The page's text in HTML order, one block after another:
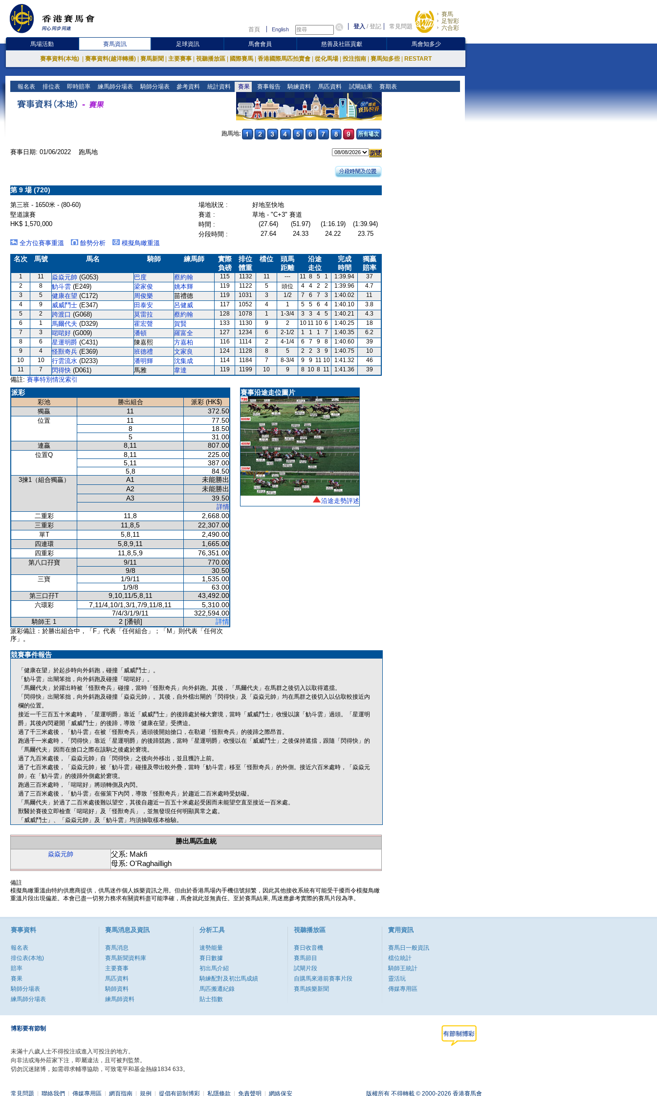
首頁 English 登入 /登記 常見問題
賽馬
足智彩
六合彩
馬場活動 賽馬資訊 足球資訊 馬會會員 慈善及社區貢獻 馬會知多少
賽事資料(本地) 賽事資料(越洋轉播) 賽馬新聞 主要賽事 視聽播放區 國際賽馬 香港國際馬匹拍賣會 從化馬場 投注指南 賽馬知多些 RESTART
報名表 排位表 即時賠率 練馬師分場表 騎師分場表 參考資料 統計資料 賽果 賽事報告 騎練資料 馬匹資料 試閘結果 賽期表
跑馬地:
賽事日期: 01/06/2022 跑馬地
第 9 場 (720)
第三班 - 1650米 - (80-60) 場地狀況 :
好地至快地
堅道讓賽
賽道 :
草地 - "C+3" 賽道
HK$ 1,570,000
時間 : (27.64) (51.97) (1:16.19)
(1:39.94)
分段時間 :
27.64 24.33 24.22
23.75
全方位賽事重溫
餘勢分析 模擬鳥瞰重溫
名次 馬號 馬名 騎師 練馬師
實際
負磅
排位
體重
檔位
頭馬
距離
沿途
走位
完成
時間
獨贏
賠率
1 11 焱焱元帥 (G053) 巴度 蔡約翰 115 1132 11 --- 11 8 5 1 1:39.94
37
2
8 觔斗雲 (E249) 梁家俊 姚本輝 119 1122 5 頭位 4 4 2 2 1:39.96
4.7
3
5 健康在望 (C172) 周俊樂 苗禮德 119 1031 3 1/2 7 6 7 3 1:40.02
11
4
9 威威鬥士 (E347) 田泰安 呂健威 117 1052 4 1 5 5 6 4 1:40.10
3.8
5
2 跨渡口 (G068) 莫雷拉 蔡約翰 128 1078 1 1-3/4 3 3 4 5 1:40.21
4.3
6
1 馬爾代夫 (D329) 霍宏聲 賀賢 133 1130 9 2 10 11 10 6 1:40.25
18
7
3 啱啱好 (G009) 潘頓 羅富全 127 1234 6 2-1/2 1 1 1 7 1:40.35
6.2
8
6 星運明爵 (C431) 陳嘉熙 方嘉柏 116 1114 2 4-1/4 6 7 9 8 1:40.60
39
9
4 怪獸奇兵 (E369) 班德禮 文家良 124 1128 8 5 2 2 3 9 1:40.75
10
10
10 行雲流水 (D233) 潘明輝 沈集成 114 1184 7 8-3/4 9 9 11 10 1:41.32
46
11
7 閃得快 (D061) 馬雅 韋達 119 1199 10 9 8 10 8 11 1:41.36 39
備註: 賽事特別情況索引
派彩
彩池 勝出組合
派彩 (HK$)
獨贏
11 372.50
位置 11
77.50
8
18.50
5
31.00
連贏 8,11 807.00
位置Q 8,11
225.00
5,11
387.00
5,8
84.50
3揀1（組合獨贏） A1
未能勝出
A2
未能勝出
A3
39.50
詳情
二重彩
11,8 2,668.00
三重彩 11,8,5 22,307.00
單T 5,8,11 2,490.00
四連環 5,8,9,11 1,665.00
四重彩 11,8,5,9 76,351.00
第八口孖寶 9/11
770.00
9/8
30.50
三寶 1/9/11
1,535.00
1/9/8
63.00
第三口孖T 9,10,11/5,8,11 43,492.00
六環彩 7,11/4,10/1,3/1,7/9,11/8,11
5,310.00
7/4/3/1/9/11
322,594.00
騎師王 1 2 [潘頓] 詳情
派彩備註：於勝出組合中，「F」代表「任何組合」；「M」則代表「任何次
序」。
賽事沿途走位圖片
沿途走勢評述
競賽事件報告
「健康在望」於起步時向外斜跑，碰撞「威威鬥士」。
「觔斗雲」出閘笨拙，向外斜跑及碰撞「啱啱好」。
「馬爾代夫」於躍出時被「怪獸奇兵」碰撞，當時「怪獸奇兵」向外斜跑。其後，「馬爾代夫」在馬群之後切入以取得遮擋。
「閃得快」出閘笨拙，向外斜跑及碰撞「焱焱元帥」。其後，自外檔出閘的「閃得快」及「焱焱元帥」均在馬群之後切入以佔取較接近內
欄的位置。
接近一千三百五十米處時，「星運明爵」靠近「威威鬥士」的後蹄處於極大窘境，當時「威威鬥士」收慢以讓「觔斗雲」過頭。「星運明
爵」其後內閃避開「威威鬥士」的後蹄，導致「健康在望」受擠迫。
過了千三米處後，「觔斗雲」在被「怪獸奇兵」過頭後開始搶口，在勒避「怪獸奇兵」的後蹄之際昂首。
跑過千一米處時，「閃得快」靠近「星運明爵」的後蹄競跑，當時「星運明爵」收慢以在「威威鬥士」之後保持遮擋，跟隨「閃得快」的
「馬爾代夫」因而在搶口之際在該駒之後處於窘境。
過了九百米處後，「焱焱元帥」自「閃得快」之後向外移出，並且獲許上前。
過了七百米處後，「焱焱元帥」被「觔斗雲」碰撞及帶出較外疊，當時「觔斗雲」移至「怪獸奇兵」的外側。接近六百米處時，「焱焱元
帥」在「觔斗雲」的後蹄外側處於窘境。
跑過三百米處時，「啱啱好」將頭轉側及內閃。
過了三百米處後，「觔斗雲」在催策下內閃，導致「怪獸奇兵」於趨近二百米處時受妨礙。
「馬爾代夫」於過了二百米處後難以望空，其後自趨近一百五十米處起受困而未能望空直至接近一百米處。
獸醫於賽後立即檢查「啱啱好」及「怪獸奇兵」，並無發現任何明顯異常之處。
「威威鬥士」、「焱焱元帥」及「觔斗雲」均須抽取樣本檢驗。
勝出馬匹血統
焱焱元帥
父系: Makfi
母系: O'Raghailligh
備註
模擬鳥瞰重溫由特約供應商提供，供馬迷作個人娛樂資訊之用。但由於香港馬場內手機信號頻繁，因此其他接收系統有可能受干擾而令模擬鳥瞰
重溫片段出現偏差。本會已盡一切努力務求有關資料盡可能準確，馬會就此並無責任。至於賽馬結果, 馬迷應參考實際的賽馬片段為準。
賽事資料
報名表
排位表(本地)
賠率
賽果
騎師分場表
練馬師分場表
賽馬消息及資訊
賽馬消息
賽馬新聞資料庫
主要賽事
馬匹資料
騎師資料
練馬師資料
分析工具
速勢能量
賽日數據
初出馬介紹
騎練配對及初岀馬成績
馬匹搬遷紀錄
貼士指數
視聽播放區
賽日收音機
賽馬節目
試閘片段
自購馬來港前賽事片段
賽馬娛樂新聞
實用資訊
賽馬日一般資訊
檔位統計
騎師王統計
靈活玩
傳媒專用區
博彩要有節制
未滿十八歲人士不得投注或進入可投注的地方。
向非法或海外莊家下注，即屬違法，且可被判監禁。
切勿沉迷賭博，如需尋求輔導協助，可致電平和基金熱線1834 633。
常見問題 聯絡我們 傳媒專用區 網頁指南 規例 提倡有節制博彩 私隱條款 免責聲明 網絡保安 版權所有 不得轉載 © 2000-2026 香港賽馬會